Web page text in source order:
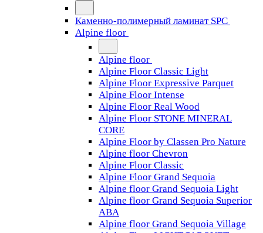
Каменно-полимерный ламинат SPC
Alpine floor
Alpine floor
Alpine Floor Classic Light
Alpine Floor Expressive Parquet
Alpine Floor Intense
Alpine Floor Real Wood
Alpine Floor STONE MINERAL
CORE
Alpine Floor by Classen Pro Nature
Alpine floor Chevron
Alpine Floor Classic
Alpine Floor Grand Sequoia
Alpine floor Grand Sequoia Light
Alpine floor Grand Sequoia Superior
ABA
Alpine floor Grand Sequoia Village